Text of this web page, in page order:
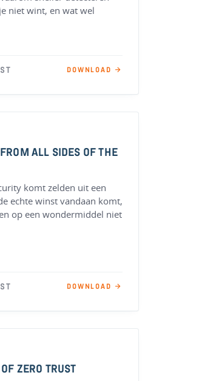
niet wint, en wat wel
DOWNLOAD →
ALL SIDES OF THE
komt zelden uit een
echte winst vandaan komt,
op een wondermiddel niet
DOWNLOAD →
ZERO TRUST